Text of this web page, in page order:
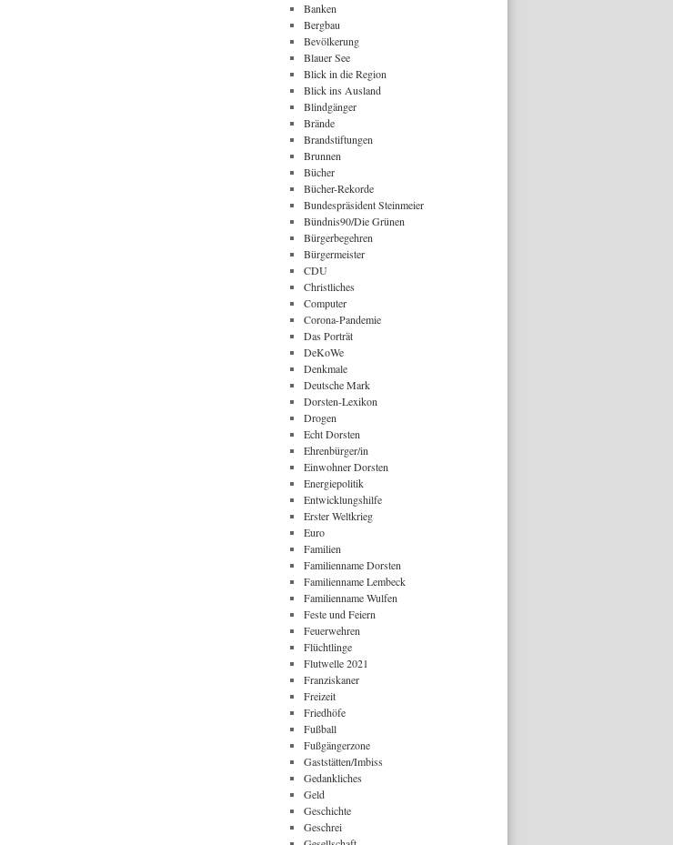
Banken
Bergbau
Bevölkerung
Blauer See
Blick in die Region
Blick ins Ausland
Blindgänger
Brände
Brandstiftungen
Brunnen
Bücher
Bücher-Rekorde
Bundespräsident Steinmeier
Bündnis90/Die Grünen
Bürgerbegehren
Bürgermeister
CDU
Christliches
Computer
Corona-Pandemie
Das Porträt
DeKoWe
Denkmale
Deutsche Mark
Dorsten-Lexikon
Drogen
Echt Dorsten
Ehrenbürger/in
Einwohner Dorsten
Energiepolitik
Entwicklungshilfe
Erster Weltkrieg
Euro
Familien
Familienname Dorsten
Familienname Lembeck
Familienname Wulfen
Feste und Feiern
Feuerwehren
Flüchtlinge
Flutwelle 2021
Franziskaner
Freizeit
Friedhöfe
Fußball
Fußgängerzone
Gaststätten/Imbiss
Gedankliches
Geld
Geschichte
Geschrei